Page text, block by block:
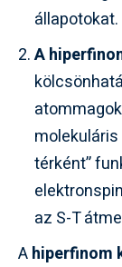
állapotokat.
A
térként”
az S-T
Ahiperfinom